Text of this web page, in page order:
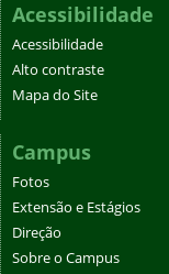
Acessibilidade
Acessibilidade
Alto contraste
Mapa do Site
Campus
Fotos
Extensão e Estágios
Direção
Sobre o Campus